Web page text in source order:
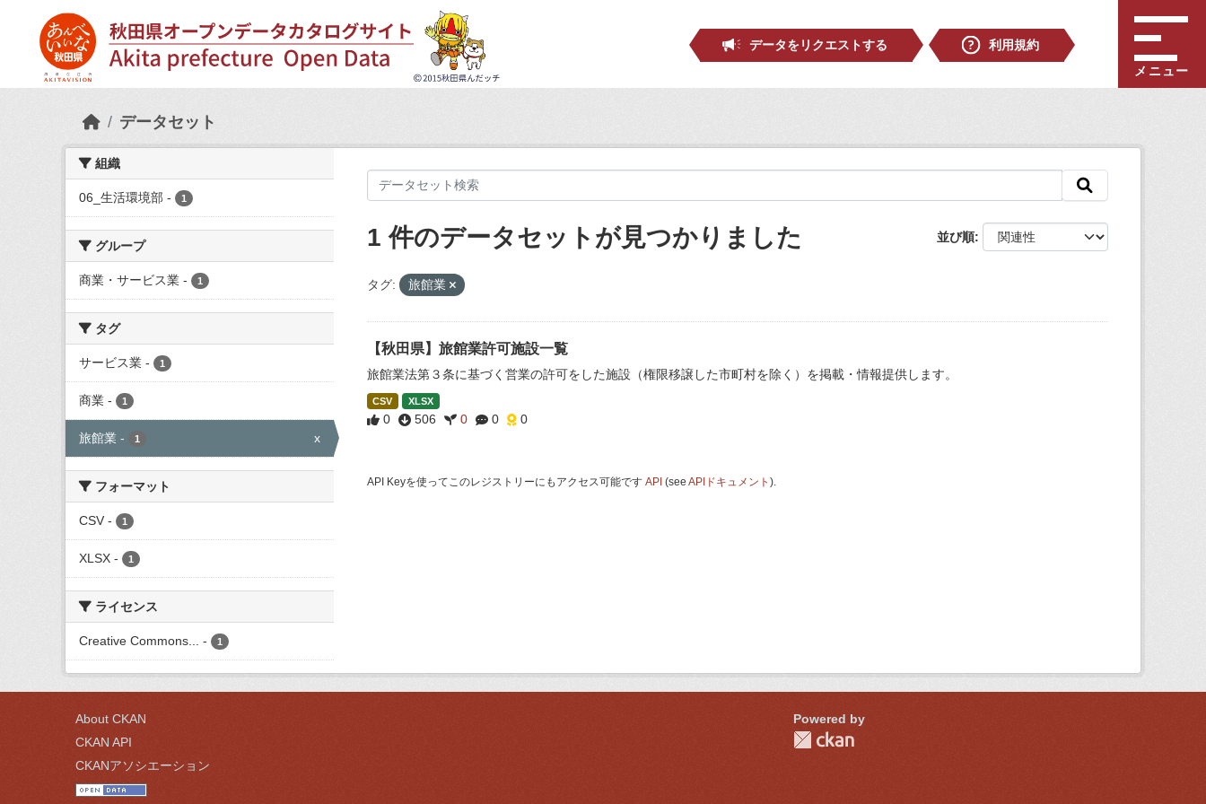
データをリクエストする
利用規約
メニュー
データセット
組織
06_生活環境部 - 1
グループ
商業・サービス業 - 1
タグ
サービス業 - 1
商業 - 1
旅館業 - 1 x
フォーマット
CSV - 1
XLSX - 1
ライセンス
Creative Commons... - 1
並び順
1 件のデータセットが見つかりました
タグ: 旅館業
【秋田県】旅館業許可施設一覧
旅館業法第３条に基づく営業の許可をした施設（権限移譲した市町村を除く）を掲載・情報提供します。
CSV XLSX
0 506 0 0 0
API Keyを使ってこのレジストリーにもアクセス可能です API (see APIドキュメント ).
About CKAN
CKAN API
CKANアソシエーション
Powered by